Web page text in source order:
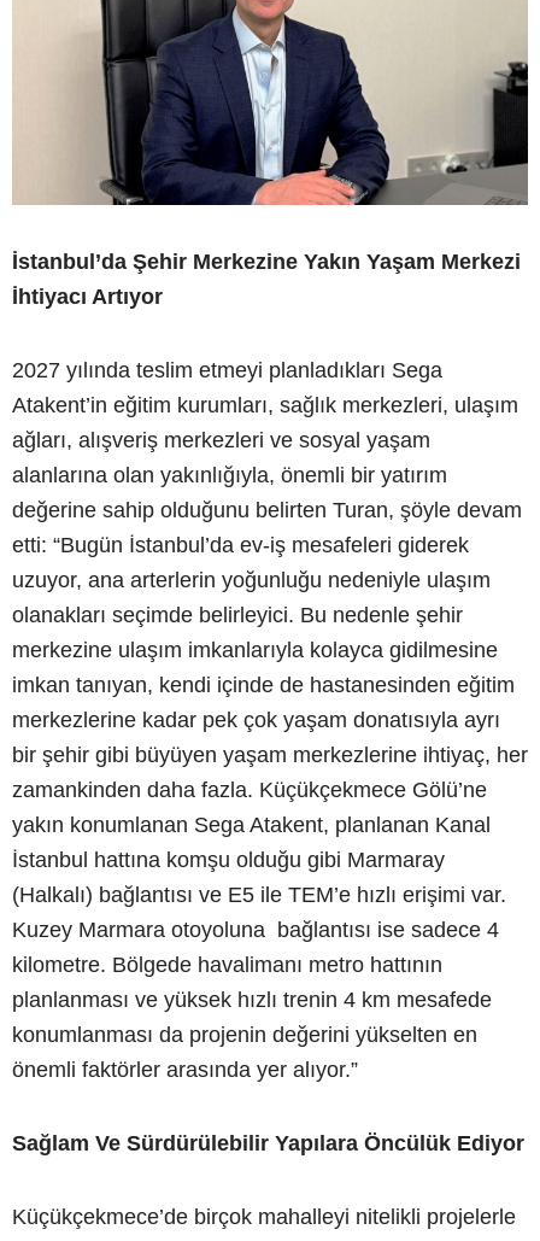
İstanbul’da Şehir Merkezine Yakın Yaşam Merkezi
İhtiyacı Artıyor
2027 yılında teslim etmeyi planladıkları Sega
Atakent’in eğitim kurumları, sağlık merkezleri, ulaşım
ağları, alışveriş merkezleri ve sosyal yaşam
alanlarına olan yakınlığıyla, önemli bir yatırım
değerine sahip olduğunu belirten Turan, şöyle devam
etti: “Bugün İstanbul’da ev-iş mesafeleri giderek
uzuyor, ana arterlerin yoğunluğu nedeniyle ulaşım
olanakları seçimde belirleyici. Bu nedenle şehir
merkezine ulaşım imkanlarıyla kolayca gidilmesine
imkan tanıyan, kendi içinde de hastanesinden eğitim
merkezlerine kadar pek çok yaşam donatısıyla ayrı
bir şehir gibi büyüyen yaşam merkezlerine ihtiyaç, her
zamankinden daha fazla. Küçükçekmece Gölü’ne
yakın konumlanan Sega Atakent, planlanan Kanal
İstanbul hattına komşu olduğu gibi Marmaray
(Halkalı) bağlantısı ve E5 ile TEM’e hızlı erişimi var.
Kuzey Marmara otoyoluna bağlantısı ise sadece 4
kilometre. Bölgede havalimanı metro hattının
planlanması ve yüksek hızlı trenin 4 km mesafede
konumlanması da projenin değerini yükselten en
önemli faktörler arasında yer alıyor.”
Sağlam Ve Sürdürülebilir Yapılara Öncülük Ediyor
Küçükçekmece’de birçok mahalleyi nitelikli projelerle